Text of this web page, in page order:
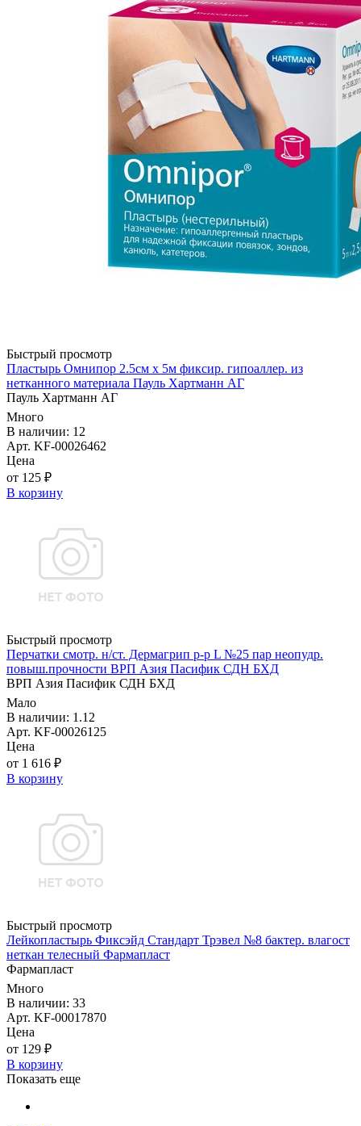
Быстрый просмотр
Пластырь Омнипор 2.5см х 5м фиксир. гипоаллер. из
нетканного материала Пауль Хартманн AГ
Пауль Хартманн AГ
Много
В наличии: 12
Арт. KF-00026462
Цена
от 125 ₽
В корзину
Быстрый просмотр
Перчатки смотр. н/ст. Дермагрип р-р L №25 пар неопудр.
повыш.прочности ВРП Азия Пасифик СДН БХД
ВРП Азия Пасифик СДН БХД
Мало
В наличии: 1.12
Арт. KF-00026125
Цена
от 1 616 ₽
В корзину
Быстрый просмотр
Лейкопластырь Фиксэйд Стандарт Трэвел №8 бактер. влагост
неткан телесный Фармапласт
Фармапласт
Много
В наличии: 33
Арт. KF-00017870
Цена
от 129 ₽
В корзину
Показать еще